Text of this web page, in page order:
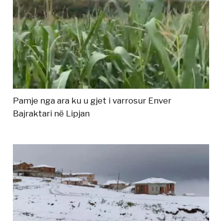
Pamje nga ara ku u gjet i varrosur Enver
Bajraktari në Lipjan